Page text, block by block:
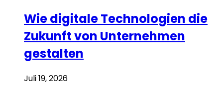
Wie digitale Technologien die
Zukunft von Unternehmen
gestalten
Juli 19, 2026